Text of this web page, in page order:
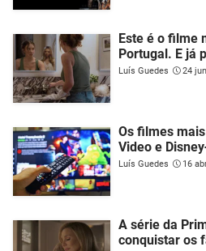
Este é o filme
Portugal. E já
Luís Guedes 24
Os filmes
Video e
Luís Guedes 16
A série da
conquistar os